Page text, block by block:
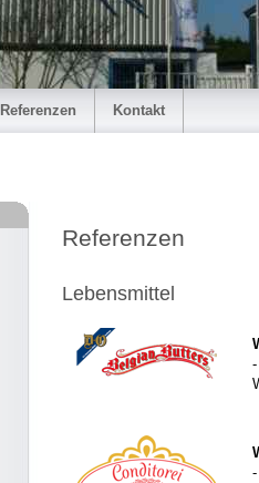
Referenzen Kontakt
Referenzen
Lebensmittel